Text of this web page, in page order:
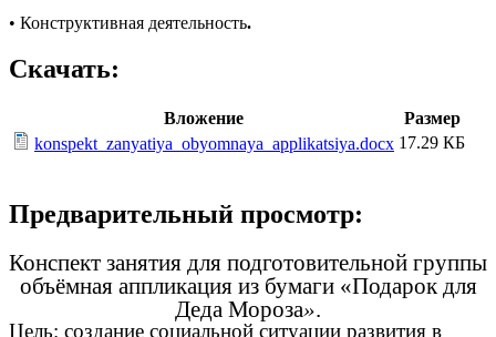
• Конструктивная деятельность.
Скачать:
Вложение
Размер
konspekt_zanyatiya_obyomnaya_applikatsiya.docx 17.29 КБ
Предварительный просмотр:
Конспект занятия для подготовительной группы
объёмная аппликация из бумаги «Подарок для
Деда Мороза».
Цель: создание социальной ситуации развития в